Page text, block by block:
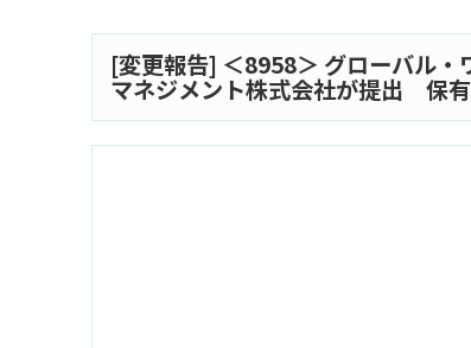
[変更報告] ＜8958＞ グローバル
マネジメント株式会社が提出 保